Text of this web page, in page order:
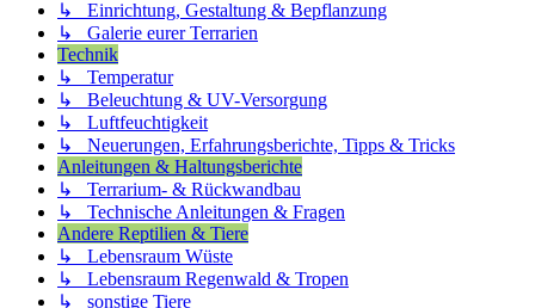
↳ Einrichtung, Gestaltung & Bepflanzung
↳ Galerie eurer Terrarien
Technik
↳ Temperatur
↳ Beleuchtung & UV-Versorgung
↳ Luftfeuchtigkeit
↳ Neuerungen, Erfahrungsberichte, Tipps & Tricks
Anleitungen & Haltungsberichte
↳ Terrarium- & Rückwandbau
↳ Technische Anleitungen & Fragen
Andere Reptilien & Tiere
↳ Lebensraum Wüste
↳ Lebensraum Regenwald & Tropen
↳ sonstige Tiere